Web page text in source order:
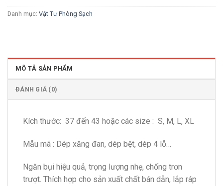
Danh mục: Vật Tư Phòng Sạch
MÔ TẢ SẢN PHẨM
ĐÁNH GIÁ (0)
Kích thước: 37 đến 43 hoặc các size : S, M, L, XL
Mẫu mã : Dép xăng đan, dép bệt, dép 4 lỗ…
Ngăn bụi hiệu quả, trọng lượng nhẹ, chống trơn
trượt. Thích hợp cho sản xuất chất bán dẫn, lắp ráp